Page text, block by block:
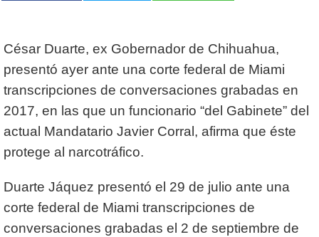
César Duarte, ex Gobernador de Chihuahua,
presentó ayer ante una corte federal de Miami
transcripciones de conversaciones grabadas en
2017, en las que un funcionario “del Gabinete” del
actual Mandatario Javier Corral, afirma que éste
protege al narcotráfico.
Duarte Jáquez presentó el 29 de julio ante una
corte federal de Miami transcripciones de
conversaciones grabadas el 2 de septiembre de